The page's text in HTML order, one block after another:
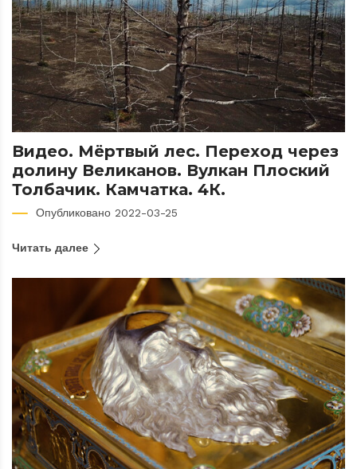
Видео. Мёртвый лес. Переход через
долину Великанов. Вулкан Плоский
Толбачик. Камчатка. 4К.
Опубликовано 2022-03-25
Читать далее